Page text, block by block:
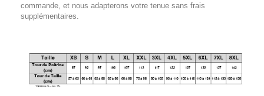
commande, et nous adapterons votre tenue sans frais
supplémentaires.